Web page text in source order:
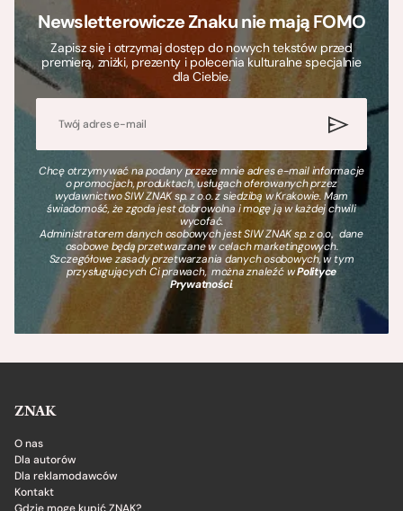
Newsletterowicze Znaku nie mają FOMO
Zapisz się i otrzymaj dostęp do nowych tekstów przed
premierą, zniżki, prezenty i polecenia kulturalne specjalnie
dla Ciebie.
Chcę otrzymywać na podany przeze mnie adres e-mail informacje
o promocjach, produktach, usługach oferowanych przez
wydawnictwo SIW ZNAK sp. z o.o. z siedzibą w Krakowie. Mam
świadomość, że zgoda jest dobrowolna i mogę ją w każdej chwili
wycofać.
Administratorem danych osobowych jest SIW ZNAK sp. z o.o., dane
osobowe będą przetwarzane w celach marketingowych.
Szczegółowe zasady przetwarzania danych osobowych, w tym
przysługujących Ci prawach, można znaleźć wPolityce
Prywatności.
ZNAK
O nas
Dla autorów
Dla reklamodawców
Kontakt